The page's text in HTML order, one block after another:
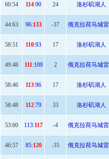
60:54 114:90 24 洛杉矶湖人
44:63 96:133 -37 俄克拉荷马城
58:51 110:93 17 洛杉矶湖人
49:48 111:109 2 俄克拉荷马城
58:46 113:96 17 洛杉矶湖人
58:48 112:79 33 洛杉矶湖人
53:60 113:117 -4 俄克拉荷马城
46:57 85:120 -35 俄克拉荷马城